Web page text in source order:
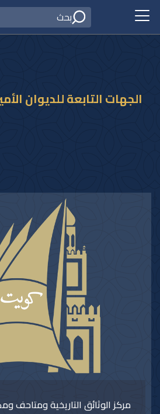
الجهات التابعة للديوان
مركز الوثائق التاريخية ومتاحف